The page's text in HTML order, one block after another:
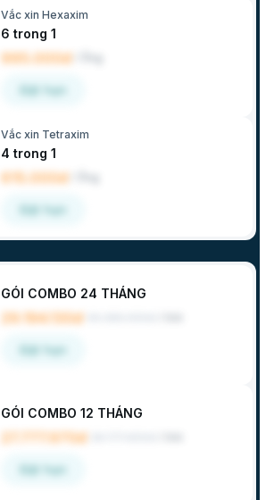
Vắc xin Hexaxim
6 trong 1
995.000đ
Đặt hẹn
Vắc xin Tetraxim
4 trong 1
615.000đ
Đặt hẹn
GÓI COMBO 24 THÁNG
29.194.130đ
Đặt hẹn
GÓI COMBO 12 THÁNG
27.777.970đ
Đặt hẹn